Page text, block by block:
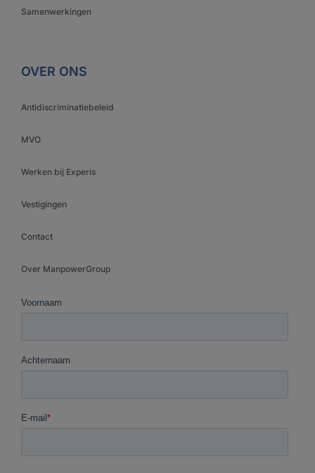
Samenwerkingen
OVER ONS
Antidiscriminatiebeleid
MVO
Werken bij Experis
Vestigingen
Contact
Over ManpowerGroup